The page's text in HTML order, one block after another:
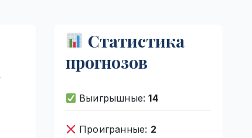
Статистика
прогнозов
Выигрышные:14
Проигранные: 2